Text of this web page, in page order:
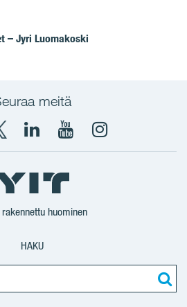
– Jyri Luomakoski
meitä
YIT
Corporation
YIT
Corporation
Instagram
huominen
HAKU